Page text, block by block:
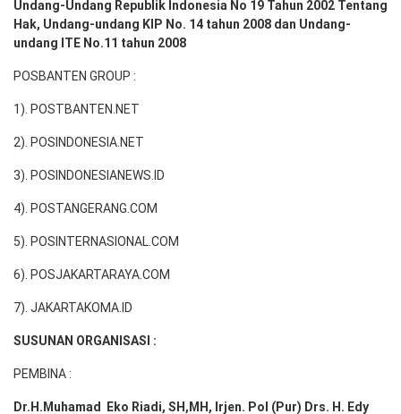
Undang-Undang Republik Indonesia No 19 Tahun 2002 Tentang
Hak, Undang-undang KIP No. 14 tahun 2008 dan Undang-
undang ITE No.11 tahun 2008
POSBANTEN GROUP :
1). POSTBANTEN.NET
2). POSINDONESIA.NET
3). POSINDONESIANEWS.ID
4). POSTANGERANG.COM
5). POSINTERNASIONAL.COM
6). POSJAKARTARAYA.COM
7). JAKARTAKOMA.ID
SUSUNAN ORGANISASI :
PEMBINA :
Dr.H.Muhamad Eko Riadi, SH,MH , Irjen. Pol (Pur) Drs. H. Edy